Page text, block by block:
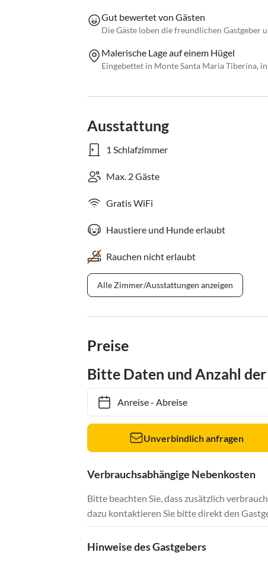
Gut bewertet von Gästen
Die Gäste loben die freundlichen Gastgeber
Malerische Lage auf einem Hügel
Eingebettet in Monte Santa Maria Tiberina,
Ausstattung
1 Schlafzimmer
Max. 2 Gäste
Gratis WiFi
Haustiere und Hunde erlaubt
Rauchen nicht erlaubt
Alle Zimmer/Ausstattungen anzeigen
Preise
Bitte Daten und Anzahl
Anreise- Abreise
Unverbindlich anfragen
Verbrauchsabhängige Nebenkosten
Bitte beachten Sie, dass zusätzlich
dazu kontaktieren Sie bitte direkt den
Hinweise des Gastgebers